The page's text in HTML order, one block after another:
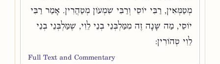
מְטַמְּאִין, רַבִּי יוֹסֵי וְרַבִּי שִׁמְעוֹן מְטַהֲרִין. אָמַר רַבִּי
יוֹסֵי, מַה שָּׁנָה זֶה מִמַּלְבְּנֵי בְנֵי לֵוִי, שֶׁמַּלְבְּנֵי בְנֵי
לֵוִי טְהוֹרִין:
Full Text and Commentary